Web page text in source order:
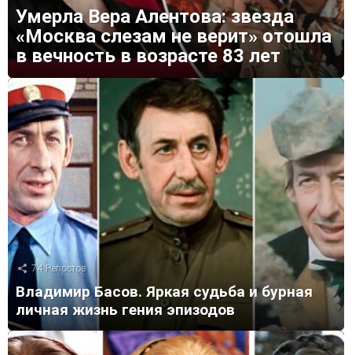
Умерла Вера Алентова: звезда
«Москва слезам не верит» отошла
в вечность в возрасте 83 лет
74 Репостов
Владимир Басов. Яркая судьба и бурная
личная жизнь гения эпизодов